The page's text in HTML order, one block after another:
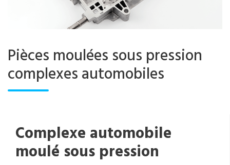
Pièces moulées sous pression
complexes automobiles
Complexe automobile
moulé sous pression